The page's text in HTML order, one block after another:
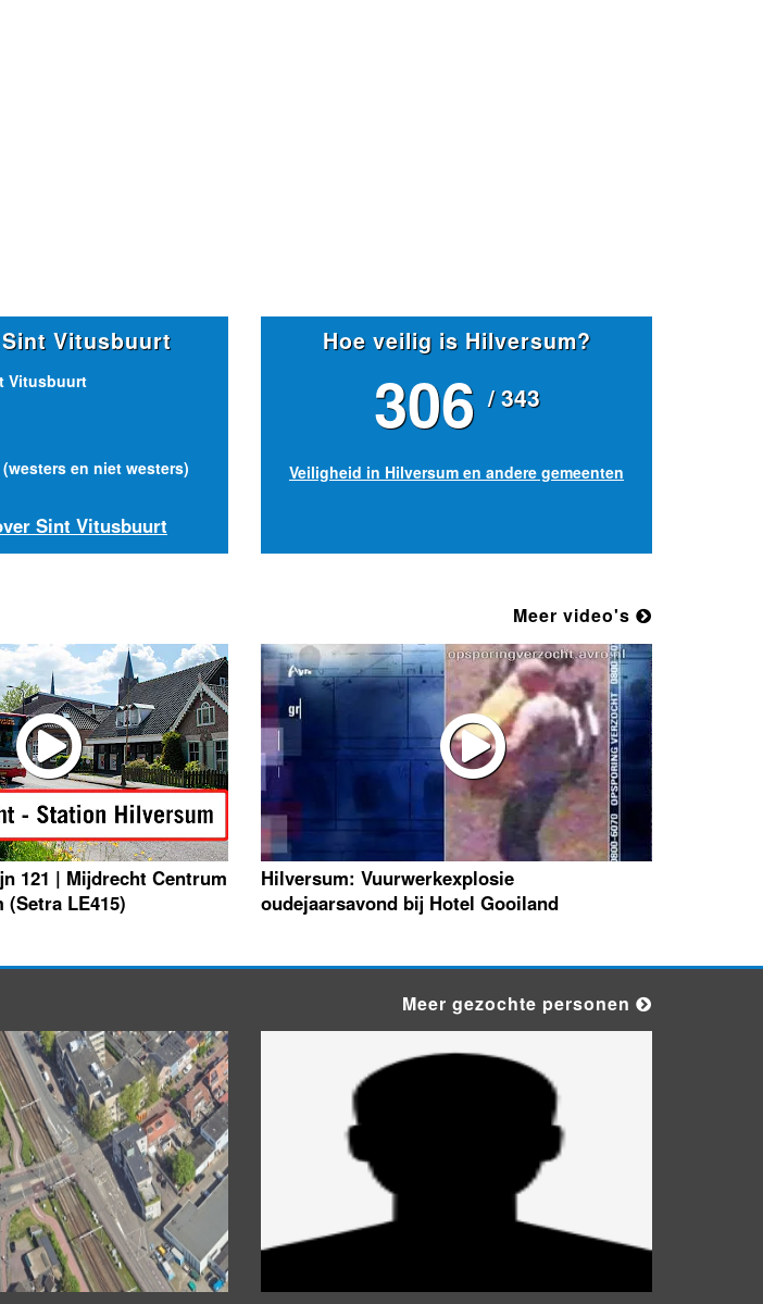
Vitusbuurt
Vitusbuurt
en niet westers)
Sint Vitusbuurt
Hoe veilig is Hilversum?
306 / 343
Veiligheid in Hilversum en andere gemeenten
Meer video's
121 | Mijdrecht Centrum
LE415)
Hilversum: Vuurwerkexplosie
oudejaarsavond bij Hotel Gooiland
Meer gezochte personen